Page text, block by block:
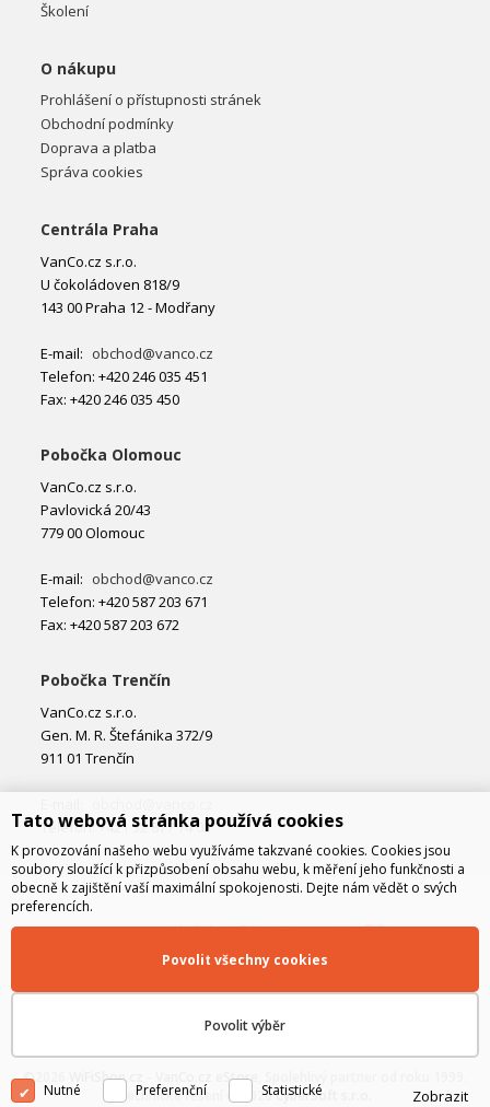
Školení
O nákupu
Prohlášení o přístupnosti stránek
Obchodní podmínky
Doprava a platba
Správa cookies
Centrála Praha
VanCo.cz s.r.o.
U čokoládoven 818/9
143 00 Praha 12 - Modřany
E-mail: obchod@vanco.cz
Telefon: +420 246 035 451
Fax: +420 246 035 450
Pobočka Olomouc
VanCo.cz s.r.o.
Pavlovická 20/43
779 00 Olomouc
E-mail: obchod@vanco.cz
Telefon: +420 587 203 671
Fax: +420 587 203 672
Pobočka Trenčín
VanCo.cz s.r.o.
Gen. M. R. Štefánika 372/9
911 01 Trenčín
Telefon: +421 32 877 74 02
©2026 WiFiShop.cz - VanCo.cz eStore
Technické řešení © 2026CyberSoft s.r.o.
Tato webová stránka používá cookies
K provozování našeho webu využíváme takzvané cookies. Cookies jsou
soubory sloužící k přizpůsobení obsahu webu, k měření jeho funkčnosti a
obecně k zajištění vaší maximální spokojenosti. Dejte nám vědět o svých
preferencích.
Povolit výběr
Povolit všechny cookies
Nutné Preferenční Statistické
Zobrazit